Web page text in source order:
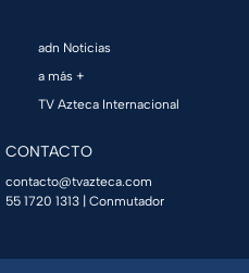
adn Noticias
a más +
TV Azteca Internacional
CONTACTO
contacto@tvazteca.com
55 1720 1313 | Conmutador